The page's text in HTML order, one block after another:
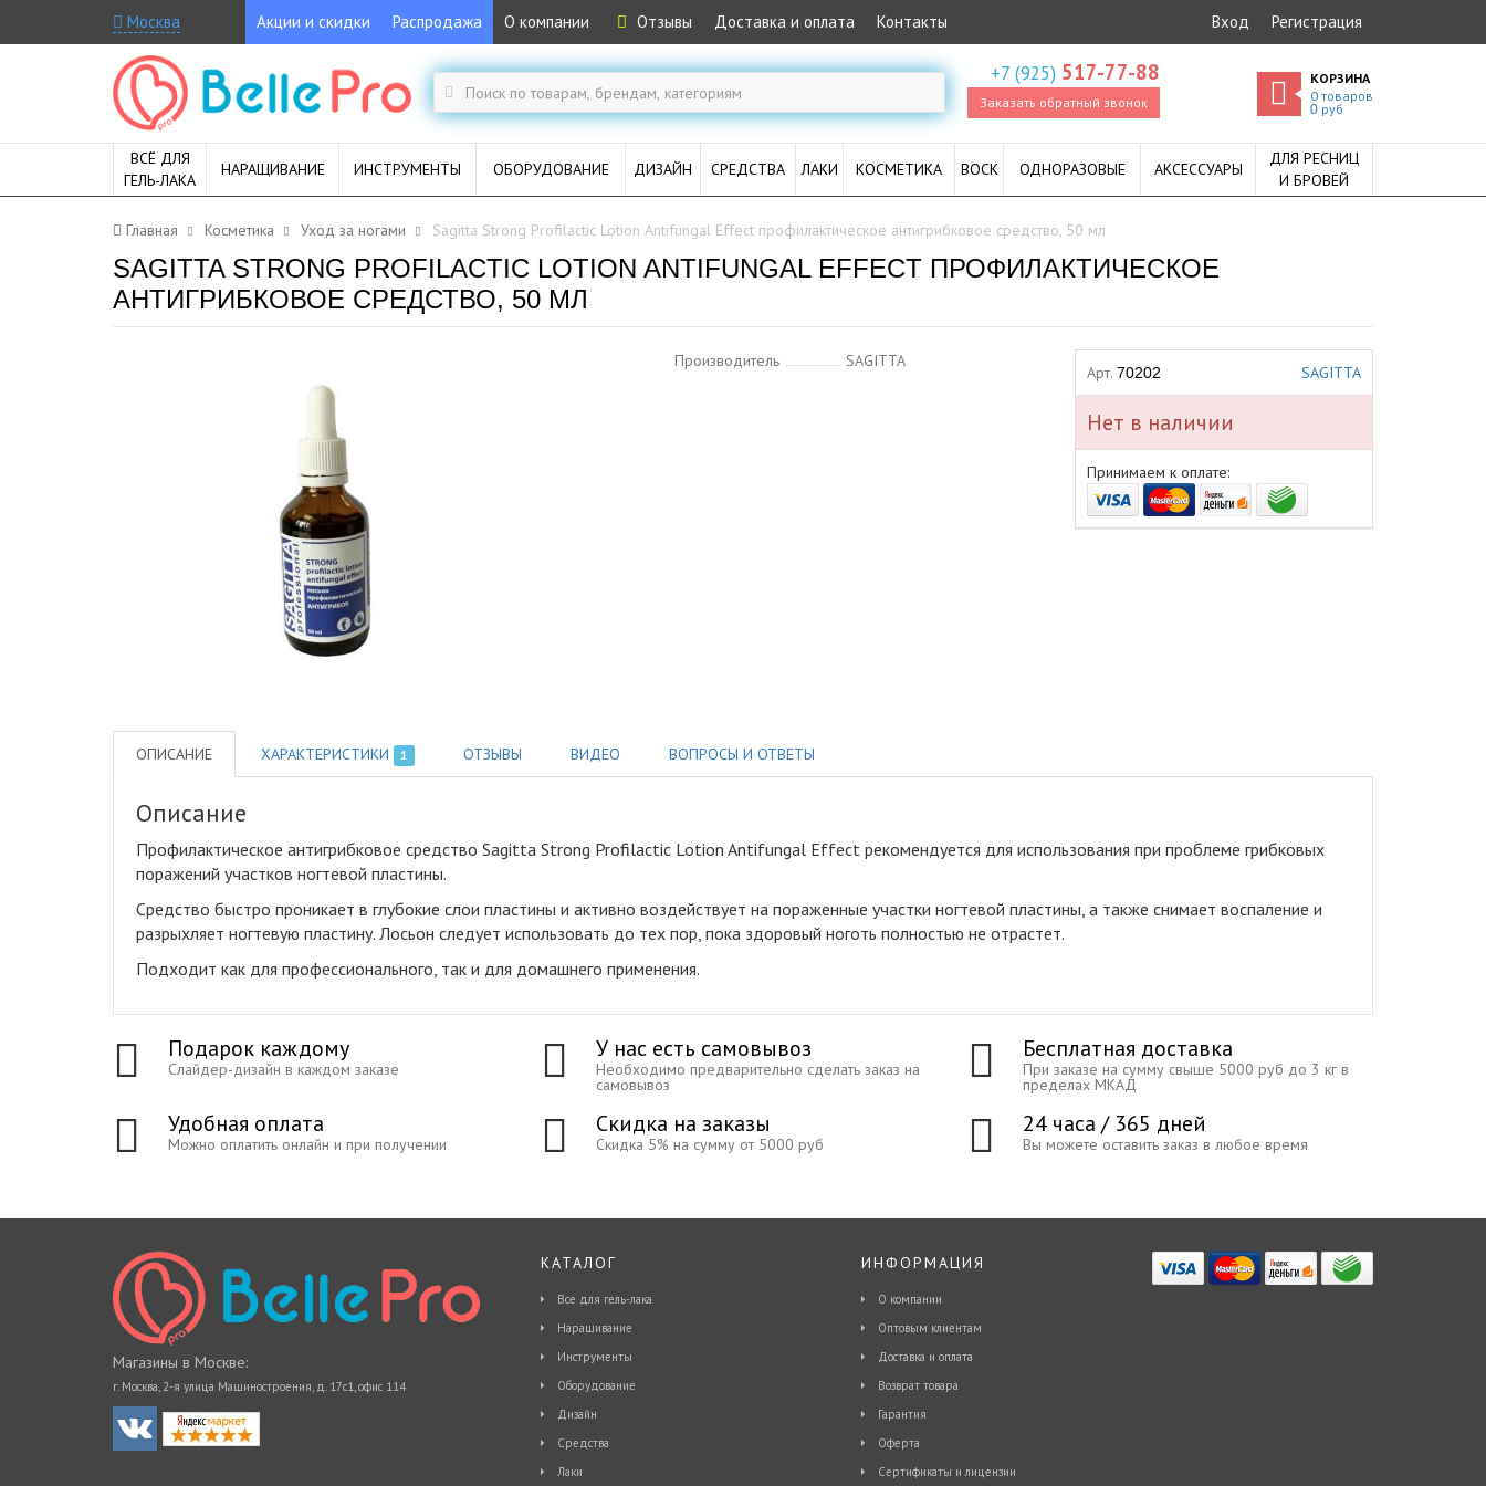
Москва Акции и скидки Распродажа О компании Отзывы Доставка и оплата Контакты Вход Регистрация
+7 (925) 517-77-88
Заказать обратный звонок
КОРЗИНА
0 товаров
0руб
ВСЁ ДЛЯ
ГЕЛЬ-ЛАКА
НАРАЩИВАНИЕ ИНСТРУМЕНТЫ ОБОРУДОВАНИЕ ДИЗАЙН СРЕДСТВА ЛАКИ КОСМЕТИКА ВОСК ОДНОРАЗОВЫЕ АКСЕССУАРЫ
ДЛЯ РЕСНИЦ
И БРОВЕЙ
Главная Косметика Уход за ногами Sagitta Strong Profilactic Lotion Antifungal Effect профилактическое антигрибковое средство, 50 мл
SAGITTA STRONG PROFILACTIC LOTION ANTIFUNGAL EFFECT ПРОФИЛАКТИЧЕСКОЕ
АНТИГРИБКОВОЕ СРЕДСТВО, 50 МЛ
Производитель SAGITTA
Арт. 70202 SAGITTA
Нет в наличии
Принимаем к оплате:
ОПИСАНИЕ ХАРАКТЕРИСТИКИ 1 ОТЗЫВЫ ВИДЕО ВОПРОСЫ И ОТВЕТЫ
Описание
Профилактическое антигрибковое средство Sagitta Strong Profilactic Lotion Antifungal Effect рекомендуется для использования при проблеме грибковых
поражений участков ногтевой пластины.
Средство быстро проникает в глубокие слои пластины и активно воздействует на пораженные участки ногтевой пластины, а также снимает воспаление и
разрыхляет ногтевую пластину. Лосьон следует использовать до тех пор, пока здоровый ноготь полностью не отрастет.
Подходит как для профессионального, так и для домашнего применения.
Подарок каждому
Слайдер-дизайн в каждом заказе
У нас есть самовывоз
Необходимо предварительно сделать заказ на
самовывоз
Бесплатная доставка
При заказе на сумму свыше 5000 руб до 3 кг в
пределах МКАД
Удобная оплата
Можно оплатить онлайн и при получении
Скидка на заказы
Скидка 5% на сумму от 5000 руб
24 часа / 365 дней
Вы можете оставить заказ в любое время
Магазины в Москве:
г. Москва, 2-я улица Машиностроения, д. 17с1, офис 114
КАТАЛОГ
Все для гель-лака
Наращивание
Инструменты
Оборудование
Дизайн
Средства
Лаки
ИНФОРМАЦИЯ
О компании
Оптовым клиентам
Доставка и оплата
Возврат товара
Гарантия
Оферта
Сертификаты и лицензии